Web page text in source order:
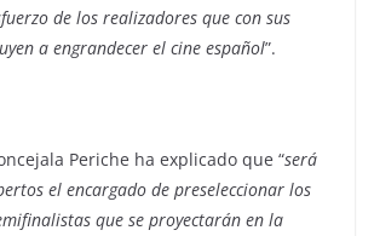
de los realizadores que con sus
a engrandecer el cine español”.
Periche ha explicado que “será
el encargado de preseleccionar los
que se proyectarán en la